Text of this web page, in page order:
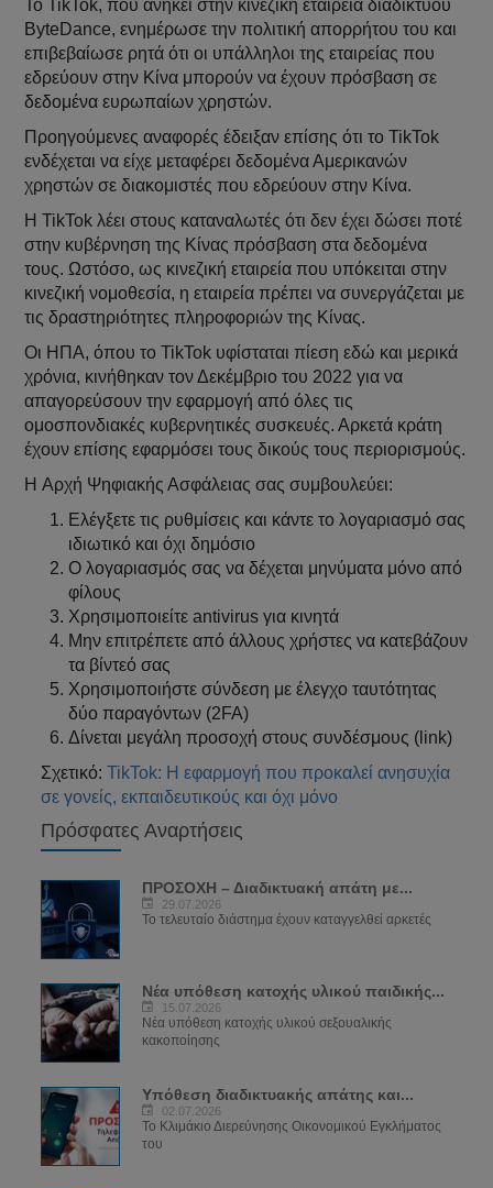
Το TikTok, που ανήκει στην κινεζική εταιρεία διαδικτύου
ByteDance, ενημέρωσε την πολιτική απορρήτου του και
επιβεβαίωσε ρητά ότι οι υπάλληλοι της εταιρείας που
εδρεύουν στην Κίνα μπορούν να έχουν πρόσβαση σε
δεδομένα ευρωπαίων χρηστών.
Προηγούμενες αναφορές έδειξαν επίσης ότι το TikTok
ενδέχεται να είχε μεταφέρει δεδομένα Αμερικανών
χρηστών σε διακομιστές που εδρεύουν στην Κίνα.
Η TikTok λέει στους καταναλωτές ότι δεν έχει δώσει ποτέ
στην κυβέρνηση της Κίνας πρόσβαση στα δεδομένα
τους. Ωστόσο, ως κινεζική εταιρεία που υπόκειται στην
κινεζική νομοθεσία, η εταιρεία πρέπει να συνεργάζεται με
τις δραστηριότητες πληροφοριών της Κίνας.
Οι ΗΠΑ, όπου το TikTok υφίσταται πίεση εδώ και μερικά
χρόνια, κινήθηκαν τον Δεκέμβριο του 2022 για να
απαγορεύσουν την εφαρμογή από όλες τις
ομοσπονδιακές κυβερνητικές συσκευές. Αρκετά κράτη
έχουν επίσης εφαρμόσει τους δικούς τους περιορισμούς.
H Αρχή Ψηφιακής Ασφάλειας σας συμβουλεύει:
Ελέγξετε τις ρυθμίσεις και κάντε το λογαριασμό σας
ιδιωτικό και όχι δημόσιο
Ο λογαριασμός σας να δέχεται μηνύματα μόνο από
φίλους
Χρησιμοποιείτε antivirus για κινητά
Μην επιτρέπετε από άλλους χρήστες να κατεβάζουν
τα βίντεό σας
Χρησιμοποιήστε σύνδεση με έλεγχο ταυτότητας
δύο παραγόντων (2FA)
Δίνεται μεγάλη προσοχή στους συνδέσμους (link)
Σχετικό:TikTok: Η εφαρμογή που προκαλεί ανησυχία
σε γονείς, εκπαιδευτικούς και όχι μόνο
Πρόσφατες Αναρτήσεις
ΠΡΟΣΟΧΗ – Διαδικτυακή απάτη με...
29.07.2026
Το τελευταίο διάστημα έχουν καταγγελθεί αρκετές
Νέα υπόθεση κατοχής υλικού παιδικής...
15.07.2026
Νέα υπόθεση κατοχής υλικού σεξουαλικής
κακοποίησης
Υπόθεση διαδικτυακής απάτης και...
02.07.2026
Το Κλιμάκιο Διερεύνησης Οικονομικού Εγκλήματος
του